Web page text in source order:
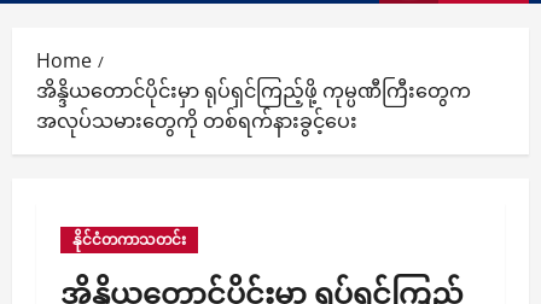
Home
အိန္ဒိယတောင်ပိုင်းမှာ ရုပ်ရှင်ကြည့်ဖို့ ကုမ္ပဏီကြီးတွေက
အလုပ်သမားတွေကို တစ်ရက်နားခွင့်ပေး
နိုင်ငံတကာသတင်း
အိန္ဒိယတောင်ပိုင်းမှာ ရုပ်ရှင်ကြည့်